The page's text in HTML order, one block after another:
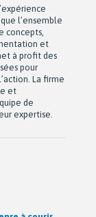
l’ensemble
concepts,
et
à profit des
pour
La firme
et
de
expertise.